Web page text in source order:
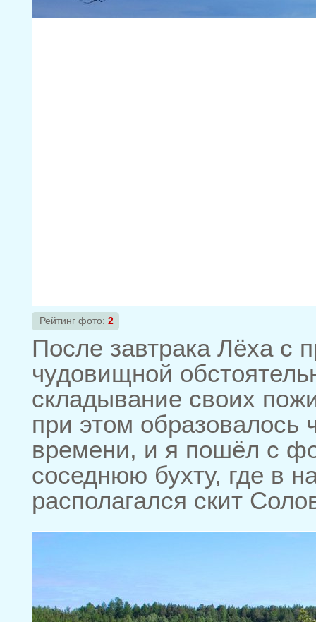
Рейтинг фото: 2
После завтрака Лёха с
чудовищной
складывание своих
при этом образовалось
времени, и я пошёл с
соседнюю бухту, где в
располагался скит